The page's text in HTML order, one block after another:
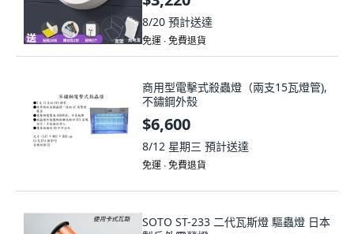
8/20預計送達
免運 ∙ 免費退貨
不鏽鋼外殼
$6,600
8/12 星期三
免運 ∙ 免費退貨
製戶外露營燈